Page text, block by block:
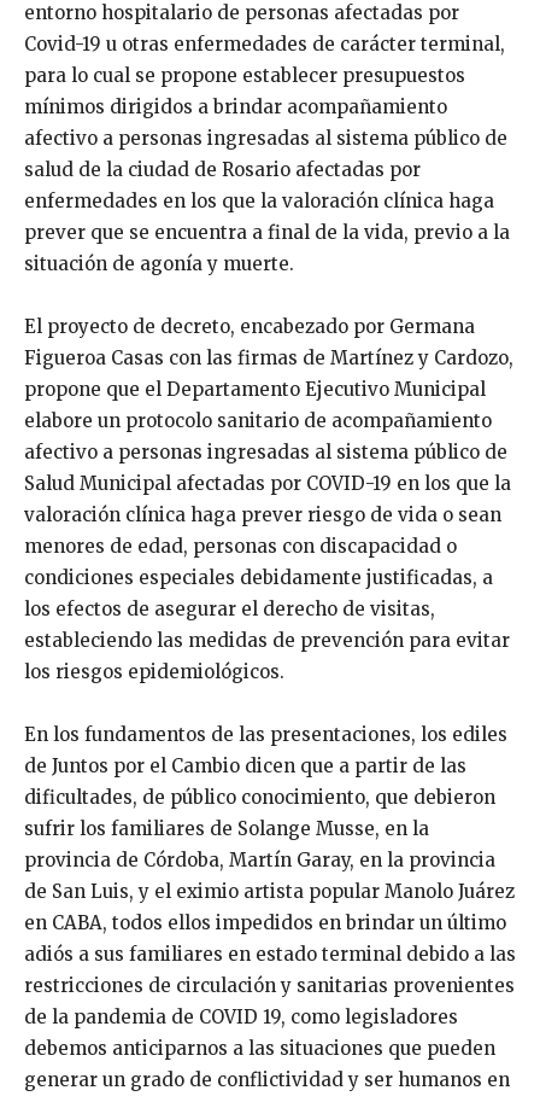
entorno hospitalario de personas afectadas por
Covid-19 u otras enfermedades de carácter terminal,
para lo cual se propone establecer presupuestos
mínimos dirigidos a brindar acompañamiento
afectivo a personas ingresadas al sistema público de
salud de la ciudad de Rosario afectadas por
enfermedades en los que la valoración clínica haga
prever que se encuentra a final de la vida, previo a la
situación de agonía y muerte.
El proyecto de decreto, encabezado por Germana
Figueroa Casas con las firmas de Martínez y Cardozo,
propone que el Departamento Ejecutivo Municipal
elabore un protocolo sanitario de acompañamiento
afectivo a personas ingresadas al sistema público de
Salud Municipal afectadas por COVID-19 en los que la
valoración clínica haga prever riesgo de vida o sean
menores de edad, personas con discapacidad o
condiciones especiales debidamente justificadas, a
los efectos de asegurar el derecho de visitas,
estableciendo las medidas de prevención para evitar
los riesgos epidemiológicos.
En los fundamentos de las presentaciones, los ediles
de Juntos por el Cambio dicen que a partir de las
dificultades, de público conocimiento, que debieron
sufrir los familiares de Solange Musse, en la
provincia de Córdoba, Martín Garay, en la provincia
de San Luis, y el eximio artista popular Manolo Juárez
en CABA, todos ellos impedidos en brindar un último
adiós a sus familiares en estado terminal debido a las
restricciones de circulación y sanitarias provenientes
de la pandemia de COVID 19, como legisladores
debemos anticiparnos a las situaciones que pueden
generar un grado de conflictividad y ser humanos en